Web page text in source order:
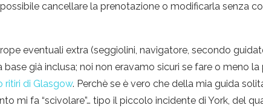
cancellare la prenotazione o modificarla senza
eventuali extra (seggiolini, navigatore, secondo
già inclusa; noi non eravamo sicuri se fare o meno
ritiri di Glasgow. Perchè se è vero che della mia guida
mi fa “scivolare”… tipo il piccolo incidente di York, del